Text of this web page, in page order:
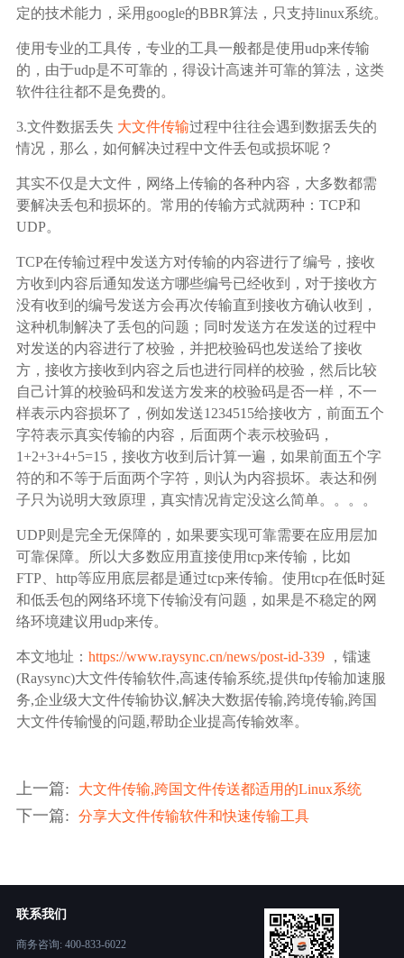
IT互联网行业
影视制作业
定的技术能力，采用google的BBR算法，只支持linux系统。
使用专业的工具传，专业的工具一般都是使用udp来传输
的，由于udp是不可靠的，得设计高速并可靠的算法，这类
软件往往都不是免费的。
3.文件数据丢失 大文件传输过程中往往会遇到数据丢失的
情况，那么，如何解决过程中文件丢包或损坏呢？
其实不仅是大文件，网络上传输的各种内容，大多数都需
要解决丢包和损坏的。常用的传输方式就两种：TCP和
UDP。
TCP在传输过程中发送方对传输的内容进行了编号，接收
方收到内容后通知发送方哪些编号已经收到，对于接收方
没有收到的编号发送方会再次传输直到接收方确认收到，
这种机制解决了丢包的问题；同时发送方在发送的过程中
对发送的内容进行了校验，并把校验码也发送给了接收
方，接收方接收到内容之后也进行同样的校验，然后比较
自己计算的校验码和发送方发来的校验码是否一样，不一
样表示内容损坏了，例如发送1234515给接收方，前面五个
字符表示真实传输的内容，后面两个表示校验码，
1+2+3+4+5=15，接收方收到后计算一遍，如果前面五个字
符的和不等于后面两个字符，则认为内容损坏。表达和例
子只为说明大致原理，真实情况肯定没这么简单。。。。
UDP则是完全无保障的，如果要实现可靠需要在应用层加
可靠保障。所以大多数应用直接使用tcp来传输，比如
FTP、http等应用底层都是通过tcp来传输。使用tcp在低时延
和低丢包的网络环境下传输没有问题，如果是不稳定的网
络环境建议用udp来传。
本文地址： https://www.raysync.cn/news/post-id-339，镭速
(Raysync)大文件传输软件,高速传输系统,提供ftp传输加速服
务,企业级大文件传输协议,解决大数据传输,跨境传输,跨国
大文件传输慢的问题,帮助企业提高传输效率。
上一篇: 大文件传输,跨国文件传送都适用的Linux系统
下一篇: 分享大文件传输软件和快速传输工具
联系我们
商务咨询: 400-833-6022